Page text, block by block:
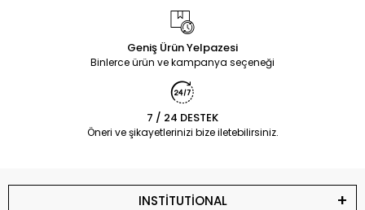
Geniş Ürün Yelpazesi
Binlerce ürün ve kampanya seçeneği
7 / 24 DESTEK
Öneri ve şikayetlerinizi bize iletebilirsiniz.
INSTİTUTİONAL